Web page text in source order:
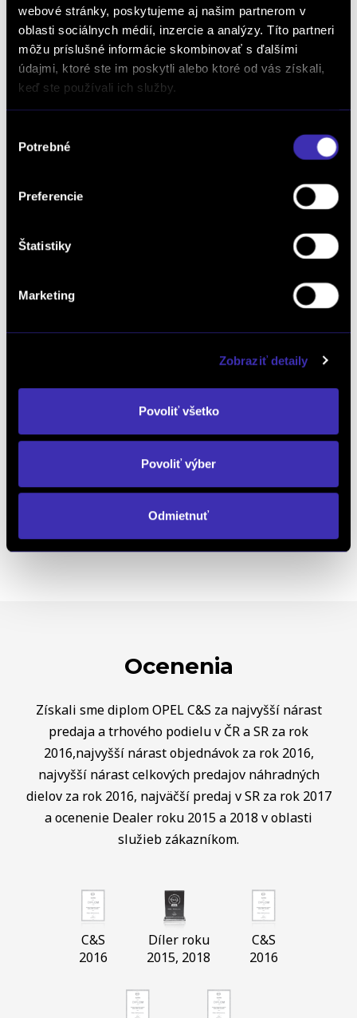
webové stránky, poskytujeme aj našim partnerom v
oblasti sociálnych médií, inzercie a analýzy. Títo partneri
môžu príslušné informácie skombinovať s ďalšími
údajmi, ktoré ste im poskytli alebo ktoré od vás získali,
keď ste používali ich služby.
súhlasu
Potrebné
Preferencie
Štatistiky
Marketing
Zobraziť detaily
Povoliť všetko
Povoliť výber
Odmietnuť
oboznámim TU.
a príslušenstvo
Kalkulácia financovania
Ocenenia
Získali sme diplom OPEL C&S za najvyšší nárast
predaja a trhového podielu v ČR a SR za rok
2016,najvyšší nárast objednávok za rok 2016,
najvyšší nárast celkových predajov náhradných
dielov za rok 2016, najväčší predaj v SR za rok 2017
a ocenenie Dealer roku 2015 a 2018 v oblasti
služieb zákazníkom.
C&S
2016
Díler roku
2015, 2018
C&S
2016